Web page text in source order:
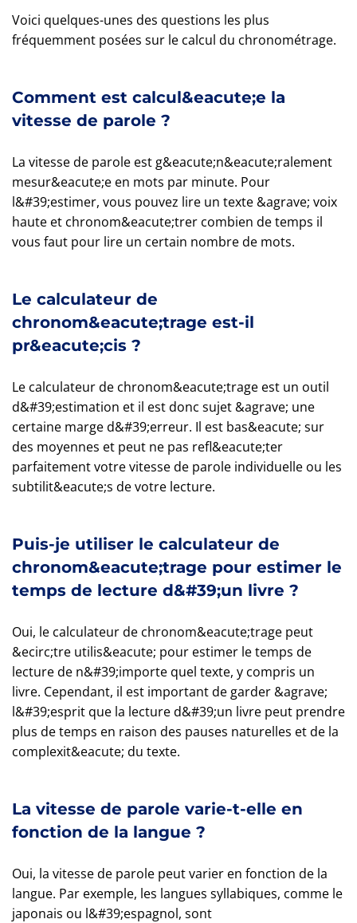
Voici quelques-unes des questions les plus
fréquemment posées sur le calcul du chronométrage.
Comment est calcul&eacute;e la
vitesse de parole ?
La vitesse de parole est g&eacute;n&eacute;ralement
mesur&eacute;e en mots par minute. Pour
l&#39;estimer, vous pouvez lire un texte &agrave; voix
haute et chronom&eacute;trer combien de temps il
vous faut pour lire un certain nombre de mots.
Le calculateur de
chronom&eacute;trage est-il
pr&eacute;cis ?
Le calculateur de chronom&eacute;trage est un outil
d&#39;estimation et il est donc sujet &agrave; une
certaine marge d&#39;erreur. Il est bas&eacute; sur
des moyennes et peut ne pas refl&eacute;ter
parfaitement votre vitesse de parole individuelle ou les
subtilit&eacute;s de votre lecture.
Puis-je utiliser le calculateur de
chronom&eacute;trage pour estimer le
temps de lecture d&#39;un livre ?
Oui, le calculateur de chronom&eacute;trage peut
&ecirc;tre utilis&eacute; pour estimer le temps de
lecture de n&#39;importe quel texte, y compris un
livre. Cependant, il est important de garder &agrave;
l&#39;esprit que la lecture d&#39;un livre peut prendre
plus de temps en raison des pauses naturelles et de la
complexit&eacute; du texte.
La vitesse de parole varie-t-elle en
fonction de la langue ?
Oui, la vitesse de parole peut varier en fonction de la
langue. Par exemple, les langues syllabiques, comme le
japonais ou l&#39;espagnol, sont